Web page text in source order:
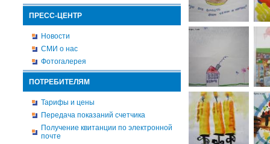
ПРЕСС-ЦЕНТР
Новости
СМИ о нас
Фотогалерея
ПОТРЕБИТЕЛЯМ
Тарифы и цены
Передача показаний счетчика
Получение квитанции по электронной
почте